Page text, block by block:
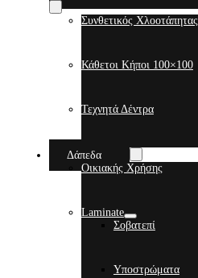
Συνθετικός Χλοοτάπητας
Κάθετοι Κήποι 100×100
Τεχνητά Δέντρα
Δάπεδα
Οικιακής Χρήσης
Laminate
Σοβατεπί
Υποστρώματα